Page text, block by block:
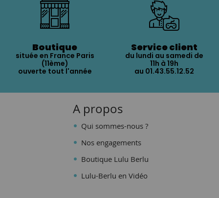
Boutique
située en France Paris
(11ème)
ouverte tout l'année
Service client
du lundi au samedi de
11h à 19h
au 01.43.55.12.52
A propos
Qui sommes-nous ?
Nos engagements
Boutique Lulu Berlu
Lulu-Berlu en Vidéo